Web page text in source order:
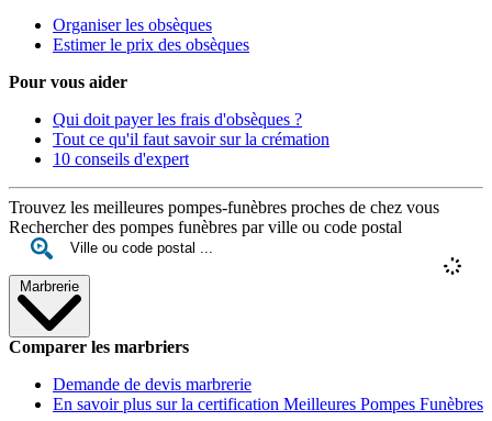
Organiser les obsèques
Estimer le prix des obsèques
Pour vous aider
Qui doit payer les frais d'obsèques ?
Tout ce qu'il faut savoir sur la crémation
10 conseils d'expert
Trouvez les meilleures pompes-funèbres proches de chez vous
Rechercher des pompes funèbres par ville ou code postal
Marbrerie
Comparer les marbriers
Demande de devis marbrerie
En savoir plus sur la certification Meilleures Pompes Funèbres